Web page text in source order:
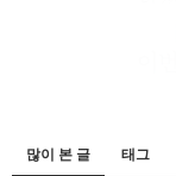
많이 본 글 태그